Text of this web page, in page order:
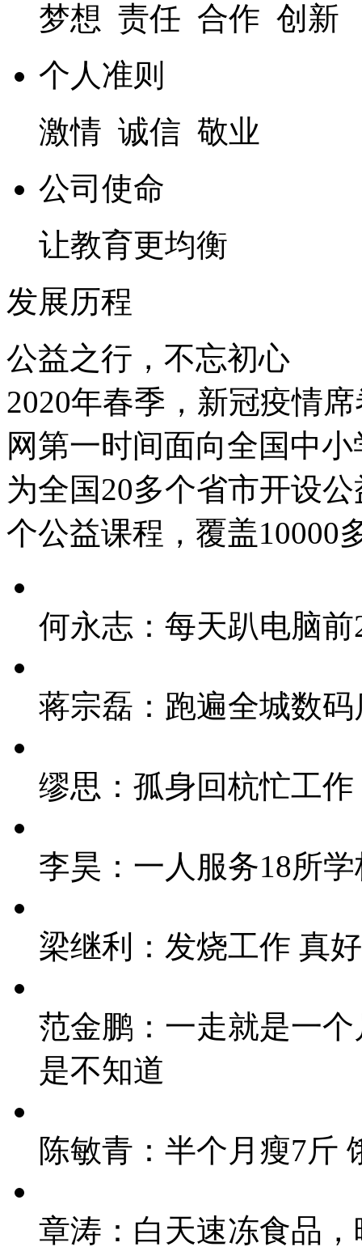
梦想 责任 合作 创新
个人准则
激情 诚信 敬业
公司使命
让教育更均衡
发展历程
公益之行，不忘初心
2020年春季，新冠疫情
网第一时间面向全国中
为全国20多个省市开设
个公益课程，覆盖10000
何永志：每天趴电脑
蒋宗磊：跑遍全城数
缪思：孤身回杭忙工
李昊：一人服务18所
梁继利：发烧工作 真
范金鹏：一走就是一
是不知道
陈敏青：半个月瘦7斤
章涛：白天速冻食品